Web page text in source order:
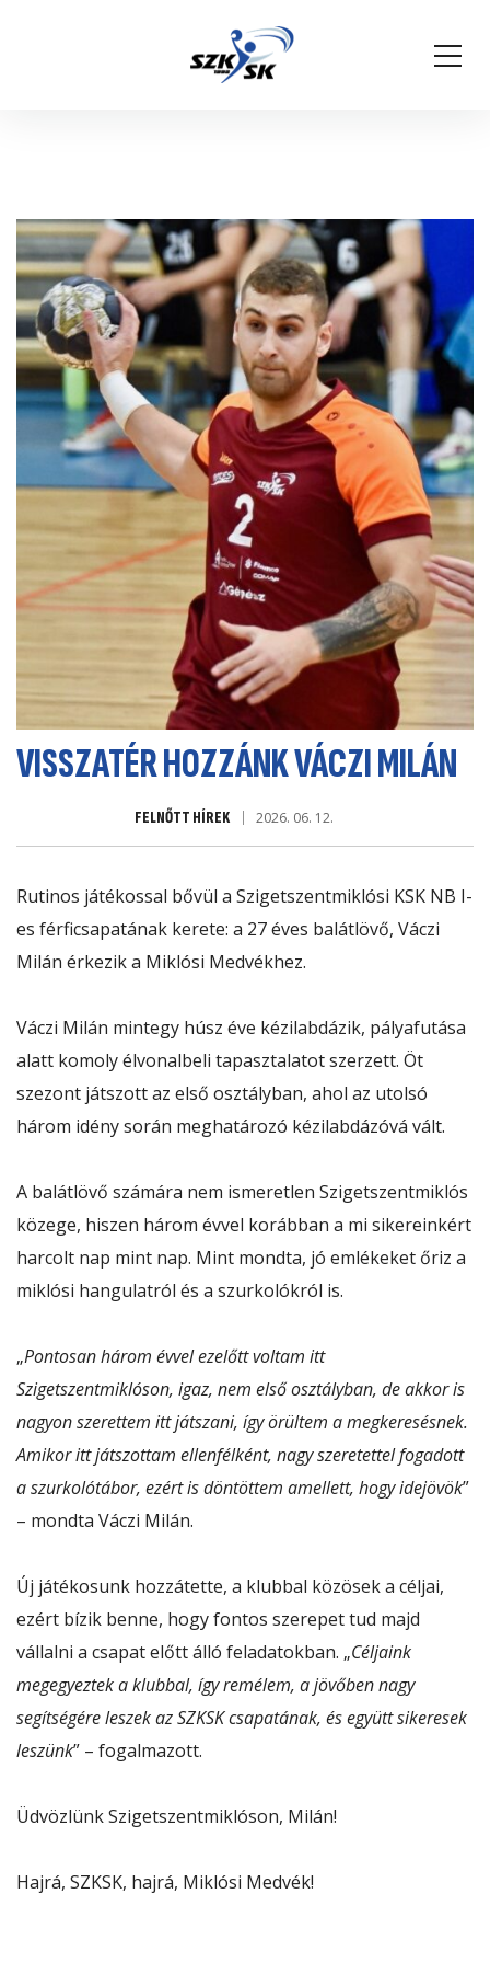
VISSZATÉR HOZZÁNK VÁCZI MILÁN
FELNŐTT HÍREK 2026. 06. 12.
Rutinos játékossal bővül a Szigetszentmiklósi KSK NB I-
es férficsapatának kerete: a 27 éves balátlövő, Váczi
Milán érkezik a Miklósi Medvékhez.
Váczi Milán mintegy húsz éve kézilabdázik, pályafutása
alatt komoly élvonalbeli tapasztalatot szerzett. Öt
szezont játszott az első osztályban, ahol az utolsó
három idény során meghatározó kézilabdázóvá vált.
A balátlövő számára nem ismeretlen Szigetszentmiklós
közege, hiszen három évvel korábban a mi sikereinkért
harcolt nap mint nap. Mint mondta, jó emlékeket őriz a
miklósi hangulatról és a szurkolókról is.
„Pontosan három évvel ezelőtt voltam itt
Szigetszentmiklóson, igaz, nem első osztályban, de akkor is
nagyon szerettem itt játszani, így örültem a megkeresésnek.
Amikor itt játszottam ellenfélként, nagy szeretettel fogadott
a szurkolótábor, ezért is döntöttem amellett, hogy idejövök”
– mondta Váczi Milán.
Új játékosunk hozzátette, a klubbal közösek a céljai,
ezért bízik benne, hogy fontos szerepet tud majd
vállalni a csapat előtt álló feladatokban. „Céljaink
megegyeztek a klubbal, így remélem, a jövőben nagy
segítségére leszek az SZKSK csapatának, és együtt sikeresek
leszünk” – fogalmazott.
Üdvözlünk Szigetszentmiklóson, Milán!
Hajrá, SZKSK, hajrá, Miklósi Medvék!